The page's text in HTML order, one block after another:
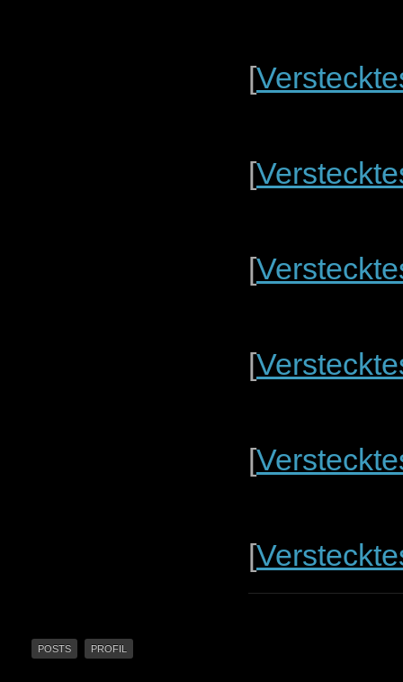
[
[
[
[
[
[
POSTS PROFIL